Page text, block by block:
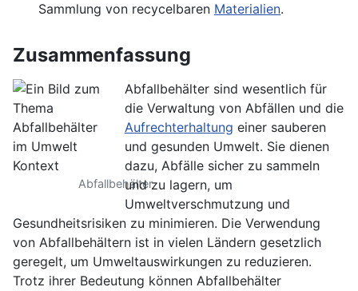
Sammlung von recycelbaren Materialien.
Zusammenfassung
Abfallbehälter
Abfallbehälter sind wesentlich für
die Verwaltung von Abfällen und die
Aufrechterhaltung einer sauberen
und gesunden Umwelt. Sie dienen
dazu, Abfälle sicher zu sammeln
und zu lagern, um
Umweltverschmutzung und
Gesundheitsrisiken zu minimieren. Die Verwendung
von Abfallbehältern ist in vielen Ländern gesetzlich
geregelt, um Umweltauswirkungen zu reduzieren.
Trotz ihrer Bedeutung können Abfallbehälter